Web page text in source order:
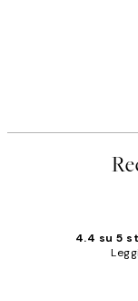
4.4 su 5